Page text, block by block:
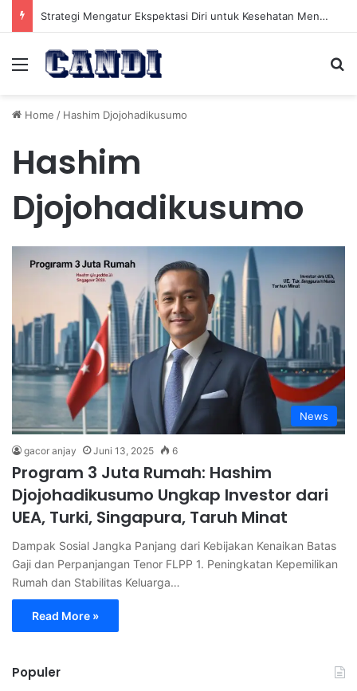
Strategi Mengatur Ekspektasi Diri untuk Kesehatan Mental yang Lebih Seimbang
Menu
Home / Hashim Djojohadikusumo
Hashim
Djojohadikusumo
News
gacor anjay Juni 13, 2025 6
Program 3 Juta Rumah: Hashim
Djojohadikusumo Ungkap Investor dari
UEA, Turki, Singapura, Taruh Minat
Dampak Sosial Jangka Panjang dari Kebijakan Kenaikan Batas
Gaji dan Perpanjangan Tenor FLPP 1. Peningkatan Kepemilikan
Rumah dan Stabilitas Keluarga…
Read More »
Populer